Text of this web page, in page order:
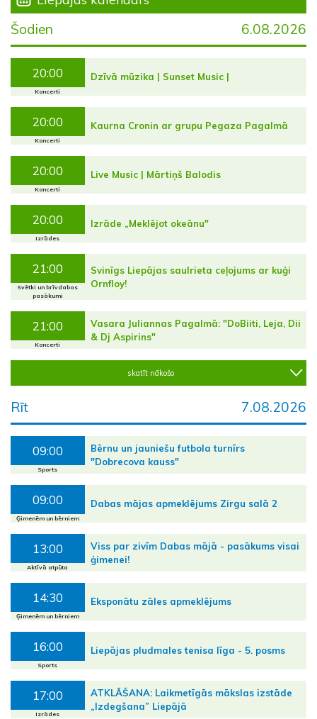
Šodien 6.08.2026
20:00
Koncerti
Dzīvā mūzika | Sunset Music |
20:00
Koncerti
Kaurna Cronin ar grupu Pegaza Pagalmā
20:00
Koncerti
Live Music | Mārtiņš Balodis
20:00
Izrādes
Izrāde „Meklējot okeānu"
21:00
Svētki un brīvdabas
pasākumi
Svinīgs Liepājas saulrieta ceļojums ar kuģi
Ornfloy!
21:00
Koncerti
Vasara Juliannas Pagalmā: "DoBiiti, Leja, Dii
& Dj Aspirins"
skatīt nākošo
Rīt 7.08.2026
09:00
Sports
Bērnu un jauniešu futbola turnīrs
"Dobrecova kauss"
09:00
Ģimenēm un bērniem
Dabas mājas apmeklējums Zirgu salā 2
13:00
Aktīvā atpūta
Viss par zivīm Dabas mājā - pasākums visai
ģimenei!
14:30
Ģimenēm un bērniem
Eksponātu zāles apmeklējums
16:00
Sports
Liepājas pludmales tenisa līga - 5. posms
17:00
Izrādes
ATKLĀŠANA: Laikmetīgās mākslas izstāde
„Izdegšana” Liepājā